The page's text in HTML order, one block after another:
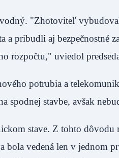
"Zhotoviteľ
pribudli aj bezpečnostné
rozpočtu," uviedol
potrubia a
spodnej stavbe, avšak
stave. Z tohto
vedená len v jednom